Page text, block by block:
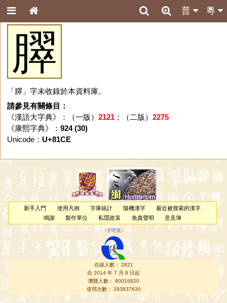
粵
普
臎
「臎」字未收錄於本資料庫。
請參見有關條目：
《漢語大字典》：（一版） 2121；（二版） 2275
《康熙字典》： 924 (30)
Unicode： U+81CE
新手入門 使用凡例 字庫統計 隨機漢字
最近被搜索的漢字
鳴謝
製作單位 私隱政策 免責聲明 意見簿
（管理員 ）
在線人數： 2821
自 2014 年 7 月 8 日起
瀏覽人數： 80016820
使用次數： 293837630